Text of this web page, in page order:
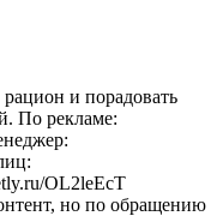
и порадовать
По рекламе:
OL2leEcT
но по обращению